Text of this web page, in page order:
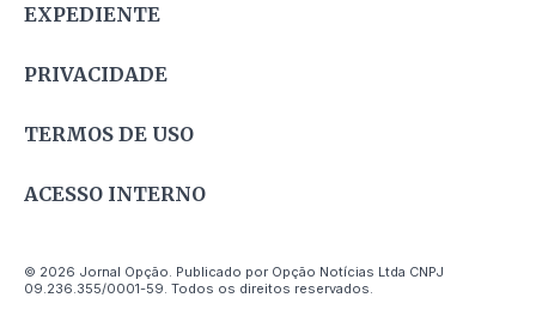
EXPEDIENTE
PRIVACIDADE
TERMOS DE USO
ACESSO INTERNO
© 2026 Jornal Opção. Publicado por Opção Notícias Ltda CNPJ
09.236.355/0001-59. Todos os direitos reservados.